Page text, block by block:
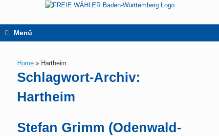
springen
Menü
Home » Hartheim
Schlagwort-Archiv:
Hartheim
Stefan Grimm (Odenwald-